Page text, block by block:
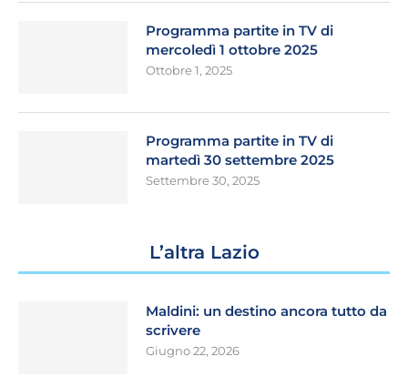
Programma partite in TV di
mercoledì 1 ottobre 2025
Ottobre 1, 2025
Programma partite in TV di
martedì 30 settembre 2025
Settembre 30, 2025
L’altra Lazio
Maldini: un destino ancora tutto da
scrivere
Giugno 22, 2026